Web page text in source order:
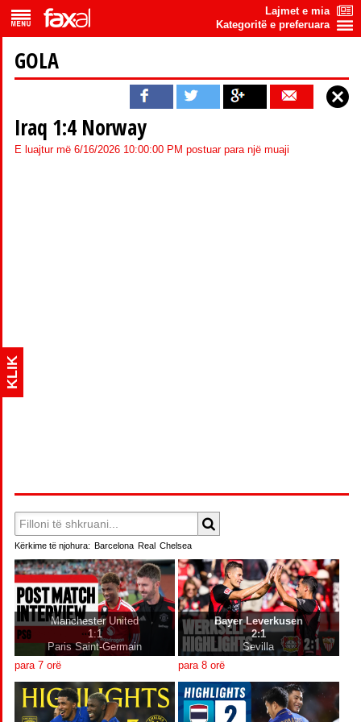
Lajmet e mia
Kategoritë e preferuara
GOLA
Iraq 1:4 Norway
E luajtur më 6/16/2026 10:00:00 PM postuar para një muaji
Kërkime të njohura: Barcelona Real Chelsea
Manchester United
1:1
Paris Saint-Germain
para 7 orë
Bayer Leverkusen
2:1
Sevilla
para 8 orë
KLIK